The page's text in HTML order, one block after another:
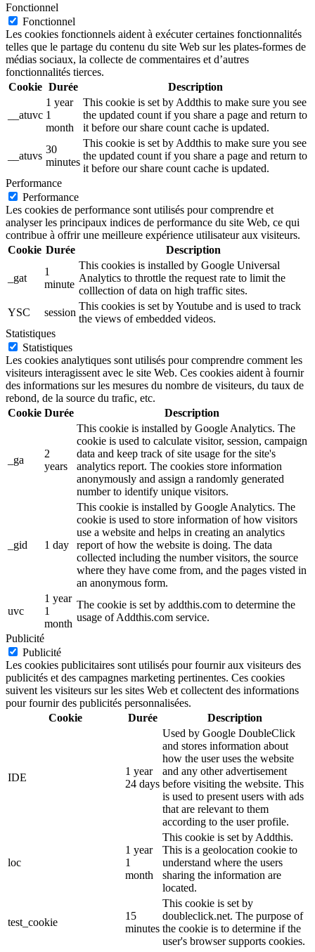
Fonctionnel
Fonctionnel
Les cookies fonctionnels aident à exécuter certaines fonctionnalités
telles que le partage du contenu du site Web sur les plates-formes de
médias sociaux, la collecte de commentaires et d’autres
fonctionnalités tierces.
Cookie Durée Description
__atuvc
1 year
1
month
This cookie is set by Addthis to make sure you see
the updated count if you share a page and return to
it before our share count cache is updated.
__atuvs
30
minutes
This cookie is set by Addthis to make sure you see
the updated count if you share a page and return to
it before our share count cache is updated.
Performance
Performance
Les cookies de performance sont utilisés pour comprendre et
analyser les principaux indices de performance du site Web, ce qui
contribue à offrir une meilleure expérience utilisateur aux visiteurs.
Cookie Durée Description
_gat
1
minute
This cookies is installed by Google Universal
Analytics to throttle the request rate to limit the
colllection of data on high traffic sites.
YSC
session
This cookies is set by Youtube and is used to track
the views of embedded videos.
Statistiques
Statistiques
Les cookies analytiques sont utilisés pour comprendre comment les
visiteurs interagissent avec le site Web. Ces cookies aident à fournir
des informations sur les mesures du nombre de visiteurs, du taux de
rebond, de la source du trafic, etc.
Cookie Durée Description
_ga
2
years
This cookie is installed by Google Analytics. The
cookie is used to calculate visitor, session, campaign
data and keep track of site usage for the site's
analytics report. The cookies store information
anonymously and assign a randomly generated
number to identify unique visitors.
_gid 1 day
This cookie is installed by Google Analytics. The
cookie is used to store information of how visitors
use a website and helps in creating an analytics
report of how the website is doing. The data
collected including the number visitors, the source
where they have come from, and the pages visted in
an anonymous form.
uvc
1 year
1
month
The cookie is set by addthis.com to determine the
usage of Addthis.com service.
Publicité
Publicité
Les cookies publicitaires sont utilisés pour fournir aux visiteurs des
publicités et des campagnes marketing pertinentes. Ces cookies
suivent les visiteurs sur les sites Web et collectent des informations
pour fournir des publicités personnalisées.
Cookie
Durée Description
IDE
1 year
24 days
Used by Google DoubleClick
and stores information about
how the user uses the website
and any other advertisement
before visiting the website. This
is used to present users with ads
that are relevant to them
according to the user profile.
loc
1 year
1
month
This cookie is set by Addthis.
This is a geolocation cookie to
understand where the users
sharing the information are
located.
test_cookie
15
minutes
This cookie is set by
doubleclick.net. The purpose of
the cookie is to determine if the
user's browser supports cookies.